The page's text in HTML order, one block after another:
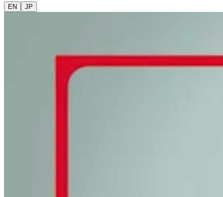
EN JP